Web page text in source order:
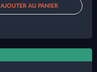
AJOUTER AU PANIER